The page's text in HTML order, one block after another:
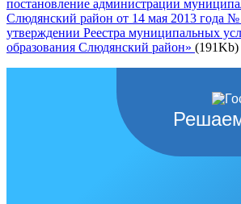
постановление администрации
Слюдянский район от 14 мая 2013 года
утверждении Реестра муниципальных
образования Слюдянский район» (191Kb)